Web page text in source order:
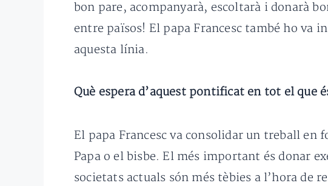
bon pare, acompanyarà, escoltarà i donarà
entre països! El papa Francesc també ho va
aquesta línia.
Què espera d’aquest pontificat en tot el que
El papa Francesc va consolidar un treball en
Papa o el bisbe. El més important és donar
societats actuals són més tèbies a l’hora de